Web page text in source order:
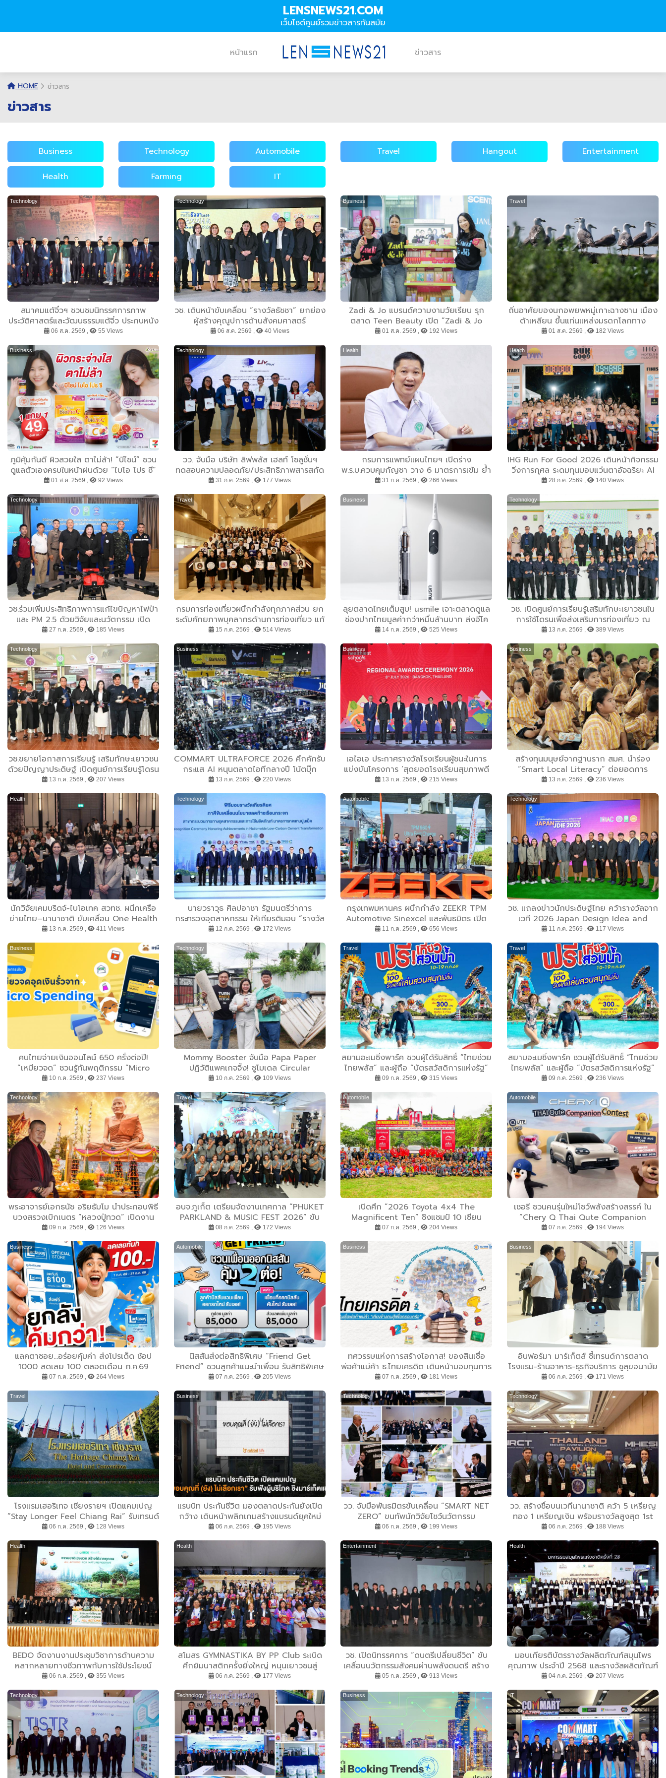
LENSNEWS21.COM
เว็บไซต์ศูนย์รวมข่าวสารทันสมัย
หน้าแรก ข่าวสาร
HOME ข่าวสาร
ข่าวสาร
Business Technology Automobile Travel Hangout Entertainment
Health Farming IT
Technology
สมาคมแต้จิ๋วฯ ชวนชมนิทรรศการภาพ
ประวัติศาสตร์และวัฒนธรรมแต้จิ๋ว ประกบหนัง
รอบพิเศษ “จดหมายรักถึงอาม่า” ให้ผู้ชมได้น้ำ
ตามซึมกันทั่งโรง
06 ส.ค. 2569 , 55 Views
Technology
วช. เดินหน้าขับเคลื่อน “รางวัลธัชชา” ยกย่อง
ผู้สร้างคุณูปการด้านสังคมศาสตร์
มนุษยศาสตร์ และศิลปกรรมศาสตร์ สร้างแรง
บันดาลใจและต่อยอดงานวิจัยสู่การพัฒนา
ประเทศ
06 ส.ค. 2569 , 40 Views
Business
Zadi & Jo แบรนด์ความงามวัยเรียน รุก
ตลาด Teen Beauty เปิด ”Zadi & Jo
Glow Station” ที่ EVEANDBOY เดินหน้า
ขยายช่องทางออฟไลน์
01 ส.ค. 2569 , 192 Views
Travel
ถิ่นอาศัยของนกอพยพหมู่เกาะฉางซาน เมือง
ต้าเหลียน ขึ้นแท่นแหล่งมรดกโลกทาง
ธรรมชาติ
01 ส.ค. 2569 , 182 Views
Business
ภูมิคุ้มกันดี ผิวสวยใส ตาไม่ล้า! “บีไชน์” ชวน
ดูแลตัวเองครบในหน้าฝนด้วย “ไบโอ โปร ซี”
จัดโปรโมชั่นสุดพิเศษแบบซอง ซื้อ 1 แถม 1
เพียง 49 บาท ที่เซเว่น อีเลฟเว่น ถึง 23 ส.ค.
นี้
01 ส.ค. 2569 , 92 Views
Technology
วว. จับมือ บริษัท ลิฟพลัส เฮลท์ โซลูชั่นฯ
ทดสอบความปลอดภัย/ประสิทธิภาพสารสกัด
ในผลิตภัณฑ์สุขภาพ
31 ก.ค. 2569 , 177 Views
Health
กรมการแพทย์แผนไทยฯ เปิดร่าง
พ.ร.บ.ควบคุมกัญชา วาง 6 มาตรการเข้ม ย้ำ
ใช้เพื่อการแพทย์และสุขภาพ คุ้มครองเด็ก-
เยาวชน ยกระดับการกำกับดูแลทั้งระบบ
31 ก.ค. 2569 , 266 Views
Health
IHG Run For Good 2026 เดินหน้ากิจกรรม
วิ่งการกุศล ระดมทุนมอบแว่นตาอัจฉริยะ AI
สนับสนุนผู้พิการทางสายตาในประเทศไทย
28 ก.ค. 2569 , 140 Views
Technology
วช.ร่วมเพิ่มประสิทธิภาพการแก้ไขปัญหาไฟป่า
และ PM 2.5 ด้วยวิจัยและนวัตกรรม เปิด
“ศูนย์ปฏิบัติการโดรนป้องกันไฟป่าดอยตุง”
ณ โครงการพัฒนาดอยตุง อ.แม่ฟ้าหลวง
จ.เชียงราย
27 ก.ค. 2569 , 185 Views
Travel
กรมการท่องเที่ยวผนึกกำลังทุกภาคส่วน ยก
ระดับศักยภาพบุคลากรด้านการท่องเที่ยว แก้
ปัญหา การขาดแคลนแรงงานคุณภาพ พร้อม
พลิกโฉมบุคลากรด้านการท่องเที่ยวสู่อนาคต
15 ก.ค. 2569 , 514 Views
Business
ลุยตลาดไทยเต็มสูบ! usmile เจาะตลาดดูแล
ช่องปากไทยมูลค่ากว่าหมื่นล้านบาท ส่งอีโค
ซิสเต็มดูแลช่องปากครบวงจร ชู Smart Oral
Care ดูแลฟันด้วยเทคโนโลยีที่เข้าใจ Pain
Point คนแปรงฟันชาวไทย
14 ก.ค. 2569 , 525 Views
Technology
วช. เปิดศูนย์การเรียนรู้เสริมทักษะเยาวชนใน
การใช้โดรนเพื่อส่งเสริมการท่องเที่ยว ณ
วิทยาลัยเทคนิคโคกสำโรง จังหวัดลพบุรี
13 ก.ค. 2569 , 389 Views
Technology
วช.ขยายโอกาสการเรียนรู้ เสริมทักษะเยาวชน
ด้วยปัญญาประดิษฐ์ เปิดศูนย์การเรียนรู้โดรน
เพื่อการท่องเที่ยว ณ วิทยาลัยการอาชีพ
13 ก.ค. 2569 , 207 Views
Business
COMMART ULTRAFORCE 2026 คึกคักรับ
กระแส AI หนุนตลาดไอทีกลางปี โน้ตบุ๊ก
ครองแชมป์ยอดขาย
13 ก.ค. 2569 , 220 Views
Business
เอไอเอ ประกาศรางวัลโรงเรียนผู้ชนะในการ
แข่งขันโครงการ ‘สุดยอดโรงเรียนสุขภาพดี
AIA Healthiest Schools’ ระดับภูมิภาค
13 ก.ค. 2569 , 215 Views
Business
สร้างทุนมนุษย์จากฐานราก สมศ. นำร่อง
“Smart Local Literacy” ต่อยอดการ
ประเมินเพื่อพัฒนา สร้างนวัตกรรมชุมชน
13 ก.ค. 2569 , 236 Views
Health
นักวิจัยเคมบริดจ์-ไบโอเทค สวทช. ผนึกเครือ
ข่ายไทย–นานาชาติ ขับเคลื่อน One Health
รับมือโรคไข้หูดับ จากงานวิจัยสู่การป้องกัน
13 ก.ค. 2569 , 411 Views
Technology
นายวราวุธ ศิลปอาชา รัฐมนตรีว่าการ
กระทรวงอุตสาหกรรม ให้เกียรติมอบ “รางวัล
เกียรติยศด้านการลดก๊าซเรือนกระจก”
12 ก.ค. 2569 , 172 Views
Automobile
กรุงเทพมหานคร ผนึกกำลัง ZEEKR TPM
Automotive Sinexcel และพันธมิตร เปิด
สถานี Ultra-Fast Charging ยกระดับ
โครงสร้างพื้นฐาน EV ของไทย พร้อมขับ
เคลื่อนความร่วมมือไทย–จีนสู่อนาคตพลังงาน
สะอาด
11 ก.ค. 2569 , 656 Views
Technology
วช. แถลงข่าวนักประดิษฐ์ไทย คว้ารางวัลจาก
เวที 2026 Japan Design Idea and
Invention Expo (JDIE 2026) ชูศักยภาพ
สิ่งประดิษฐ์นวัตกรรมไทยสู่เวทีนานาชาติ
11 ก.ค. 2569 , 117 Views
Business
คนไทยจ่ายเงินออนไลน์ 650 ครั้งต่อปี!
”เหมียวจด” ชวนรู้ทันพฤติกรรม ”Micro
Spending” จ่ายยิบย่อยแต่ถี่ อาจทำเงิน
หมดไม่รู้ตัว
10 ก.ค. 2569 , 237 Views
Technology
Mommy Booster จับมือ Papa Paper
ปฏิวัติแพคเกจจิ้ง! ชูโมเดล Circular
Economy เปลี่ยน ”กากหัวปลี” เป็นกัน
กระแทกรักษ์โลก
10 ก.ค. 2569 , 109 Views
Travel
สยามอะเมซิ่งพาร์ค ชวนผู้ได้รับสิทธิ์ “ไทยช่วย
ไทยพลัส” และผู้ถือ “บัตรสวัสดิการแห่งรัฐ”
เที่ยวสวนน้ำฟรี 10-19 ก.ค. นี้ เพิ่มเพียง 100
บาท สนุกได้ทั้งสวนน้ำและสวนสนุกไม่อั้น
ตลอดวัน
09 ก.ค. 2569 , 315 Views
Travel
สยามอะเมซิ่งพาร์ค ชวนผู้ได้รับสิทธิ์ “ไทยช่วย
ไทยพลัส” และผู้ถือ “บัตรสวัสดิการแห่งรัฐ”
เที่ยวสวนน้ำฟรี 10-19 ก.ค. นี้ เพิ่มเพียง 100
บาท สนุกได้ทั้งสวนน้ำและสวนสนุกไม่อั้น
ตลอดวัน
09 ก.ค. 2569 , 236 Views
Technology
พระอาจารย์เอกธนัช อริยธัมโม นำประกอบพิธี
บวงสรวงเบิกเนตร ”หลวงปู่ทวด” เปิดงาน
บุญยิ่งใหญ่ที่ วัดทรัพย์สวรรค์ อ.หนองบัว
จ.นครสวรรค์
09 ก.ค. 2569 , 126 Views
Travel
อบจ.ภูเก็ต เตรียมจัดงานเทศกาล “PHUKET
PARKLAND & MUSIC FEST 2026” ขับ
เคลื่อนการท่องเที่ยวเชิงสร้างสรรค์ กระตุ้น
เศรษฐกิจ และยกระดับภาพลักษณ์ภูเก็ตสู่เวที
นานาชาติ
08 ก.ค. 2569 , 172 Views
Automobile
เปิดศึก ”2026 Toyota 4x4 The
Magnificent Ten” ชิงแชมป์ 10 เซียน
ประจัญบาน นักแข่งไทย–ต่างชาติ พร้อมดวล
9–12 กรกฎาคมนี้ ที่ Grand Prix Motor
Park จ.กาญจนบุรี
07 ก.ค. 2569 , 204 Views
Automobile
เชอรี ชวนคนรุ่นใหม่โชว์พลังสร้างสรรค์ ใน
“Chery Q Thai Qute Companion
Contest” ออกแบบคาแรกเตอร์ไทยสู่เวทีโลก
ชิงรางวัลรวมกว่า 100000 บาท
07 ก.ค. 2569 , 194 Views
Business
แลคตาซอย...อร่อยคุ้มค่า ส่งโปรเด็ด ช้อป
1000 ลดเลย 100 ตลอดเดือน ก.ค.69
07 ก.ค. 2569 , 264 Views
Automobile
นิสสันส่งต่อสิทธิพิเศษ “Friend Get
Friend” ชวนลูกค้าแนะนำเพื่อน รับสิทธิพิเศษ
รวมมูลค่า 10000 บาท
07 ก.ค. 2569 , 205 Views
Business
ทศวรรษแห่งการสร้างโอกาส! ของสินเชื่อ
พ่อค้าแม่ค้า ธ.ไทยเครดิต เดินหน้ามอบทุนการ
ศึกษาครอบครัวผู้ประกอบการสู้ชีวิตทั่วไทย
07 ก.ค. 2569 , 181 Views
Business
อินฟอร์มา มาร์เก็ตส์ ชี้เทรนด์การตลาด
โรงแรม-ร้านอาหาร-ธุรกิจบริการ ชูสุขอนามัย
สีเขียว-เทคโนโลยีอัจฉริยะ พลิกหลังบ้านเป็น
จุดขายใหม่ เผยงาน Food & Hospitality
Thailand 2026 เตรียมขนทัพโซลูชันด้านสุข
อนามัยล่าสุดร่วมโชว์
06 ก.ค. 2569 , 171 Views
Travel
โรงแรมเฮอริเทจ เชียงรายฯ เปิดแคมเปญ
“Stay Longer Feel Chiang Rai” รับเทรนด์
ท่องเที่ยวพักยาว–Workation
06 ก.ค. 2569 , 128 Views
Business
แรบบิท ประกันชีวิต มองตลาดประกันยังเปิด
กว้าง เดินหน้าพลิกเกมสร้างแบรนด์ยุคใหม่
เปิดแคมเปญ “ขอบคุณที่ (ยัง) ไม่เลือกเรา”
06 ก.ค. 2569 , 195 Views
Technology
วว. จับมือพันธมิตรขับเคลื่อน ”SMART NET
ZERO” ขนทัพนักวิจัยโชว์นวัตกรรม
เทคโนโลยี และเศรษฐกิจหมุนเวียน สู่อนาคตสี
06 ก.ค. 2569 , 199 Views
Technology
วว. สร้างชื่อบนเวทีนานาชาติ คว้า 5 เหรียญ
ทอง 1 เหรียญเงิน พร้อมรางวัลสูงสุด 1st
Grand Prize และ NRCT Special Prize
06 ก.ค. 2569 , 188 Views
Health
BEDO จัดงานงานประชุมวิชาการด้านความ
หลากหลายทางชีวภาพกับการใช้ประโยชน์
อย่างยั่งยืน ชูแนวคิด “Nature Positive”
06 ก.ค. 2569 , 355 Views
Health
สโมสร GYMNASTIKA BY PP Club ระเบิด
ศึกยิมนาสติกครั้งยิ่งใหญ่ หนุนเยาวชนสู่
ความสำเร็จระดับนานาชาติ ในงาน
การแข่งขัน 4th INTER-CLUB RHYTHMIC
GYMNASTICS COMPETITION ณ อาคารนิ
มิบุตร
06 ก.ค. 2569 , 177 Views
Entertainment
วช. เปิดนิทรรศการ “ดนตรีเปลี่ยนชีวิต” ขับ
เคลื่อนนวัตกรรมสังคมผ่านพลังดนตรี สร้าง
เครือข่ายองค์ความรู้สู่การพัฒนาที่ยั่งยืน
05 ก.ค. 2569 , 913 Views
Health
มอบเกียรติบัตรรางวัลผลิตภัณฑ์สมุนไพร
คุณภาพ ประจำปี 2568 และรางวัลผลิตภัณฑ์
สมุนไพรคุณภาพ ประจำปี 2569 (Premium
04 ก.ค. 2569 , 207 Views
Technology Technology Business IT